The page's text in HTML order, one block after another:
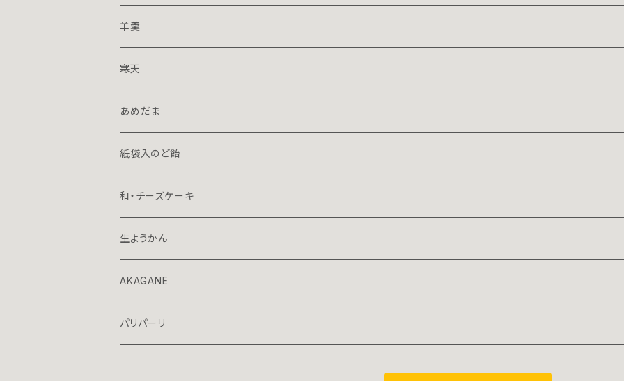
羊羹
１５０ｇハーフ
７０ｇミニ
プレミアム
寒天
１５０ｇハーフ
７０ｇミニ
あめだま
１３０ｇ立袋
７０ｇ容器入
70ｇ箱入
紙袋入のど飴
和・チーズケーキ
生ようかん
AKAGANE
パリパーリ